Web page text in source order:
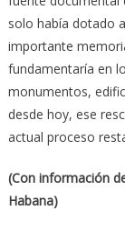
solo había dotado
importante
fundamentaría en
monumentos,
desde hoy, ese
actual proceso
(Con información
Habana)